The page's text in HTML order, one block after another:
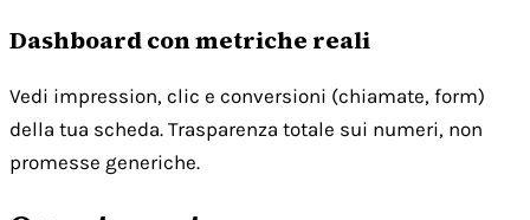
Dashboard con metriche reali
Vedi impression, clic e conversioni (chiamate, form)
della tua scheda. Trasparenza totale sui numeri, non
promesse generiche.